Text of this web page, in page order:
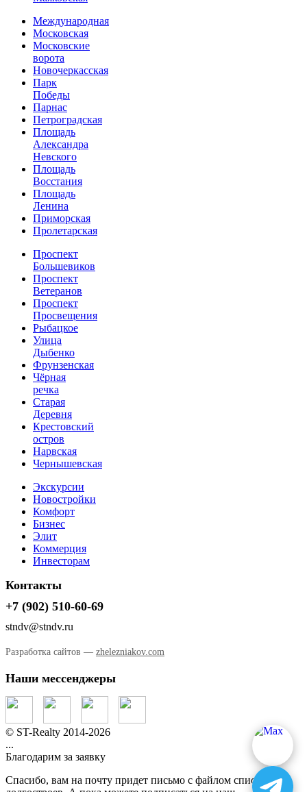
Международная
Московская
Московские
ворота
Новочеркасская
Парк
Победы
Парнас
Петроградская
Площадь
Александра
Невского
Площадь
Восстания
Площадь
Ленина
Приморская
Пролетарская
Проспект
Большевиков
Проспект
Ветеранов
Проспект
Просвещения
Рыбацкое
Улица
Дыбенко
Фрунзенская
Чёрная
речка
Старая
Деревня
Крестовский
остров
Нарвская
Чернышевская
Экскурсии
Новостройки
Комфорт
Бизнес
Элит
Коммерция
Инвесторам
Контакты
+7 (902) 510-60-69
stndv@stndv.ru
Разработка сайтов — zhelezniakov.com
Наши мессенджеры
© ST-Realty 2014-2026
...
Благодарим за заявку
Спасибо, вам на почту придет письмо с файлом списка